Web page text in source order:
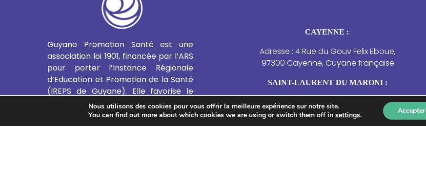
Guyane Promotion Santé est une
association loi 1901, financée par l’ARS
pour porter l’Instance Régionale
d’Education et Promotion de la Santé
(IREPS de Guyane). Elle favorise le
développement de l’Education et de
la Promotion de la Santé et de
l’Education Thérapeutique du Patient
CAYENNE :
Adresse : 4 Rue du Gouv Felix Eboue,
97300 Cayenne, Guyane française
SAINT-LAURENT DU MARONI :
Adresse : 4 Résidence des Jasmins –
21 rue de la Marne, Saint-Laurent-du-
Maroni.
Nous utilisons des cookies pour vous offrir la meilleure expérience sur notre site.
You can find out more about which cookies we are using or switch them off in settings. Accepter